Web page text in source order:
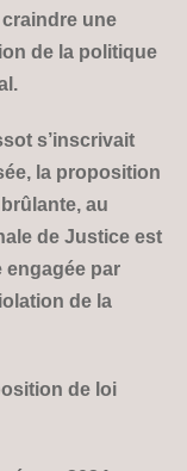
une
de la politique
s’inscrivait
la proposition
au
de Justice est
engagée par
de la
de loi